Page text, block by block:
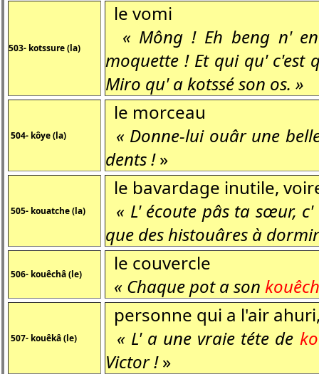
503- kotssure (la)
le vomi
« Mông ! Eh beng n'
moquette ! Et qui qu' c'est
Miro qu' a kotssé son os. »
504- kôye (la)
le morceau
« Donne-lui ouâr une
dents !»
505- kouatche (la)
le bavardage inutile,
« L' écoute pâs ta sœur,
que des histouâres à
506- kouêchâ (le)
le couvercle
« Chaque pot a son
507- kouêkâ (le)
personne qui a l'air
« L' a une vraie téte de
Victor !»